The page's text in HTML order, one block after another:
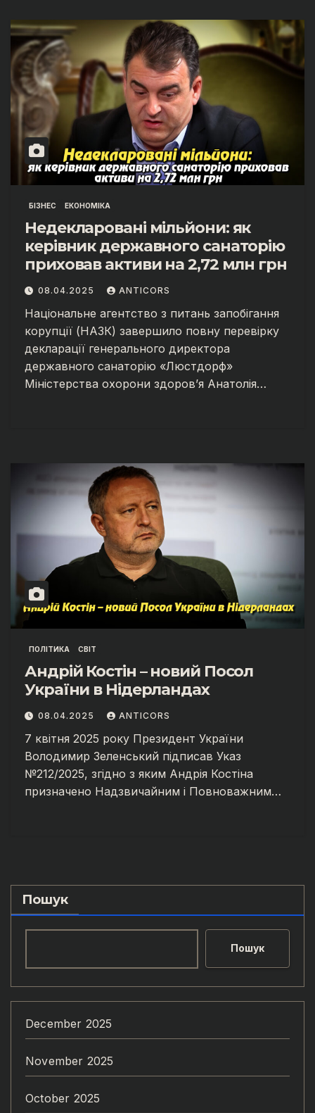
БІЗНЕС ЕКОНОМІКА
Недекларовані мільйони: як
керівник державного санаторію
приховав активи на 2,72 млн грн
08.04.2025 ANTICORS
Національне агентство з питань запобігання
корупції (НАЗК) завершило повну перевірку
декларації генерального директора
державного санаторію «Люстдорф»
Міністерства охорони здоров’я Анатолія…
ПОЛІТИКА СВІТ
Андрій Костін – новий Посол
України в Нідерландах
08.04.2025 ANTICORS
7 квітня 2025 року Президент України
Володимир Зеленський підписав Указ
№212/2025, згідно з яким Андрія Костіна
призначено Надзвичайним і Повноважним…
Пошук
Пошук
December 2025
November 2025
October 2025